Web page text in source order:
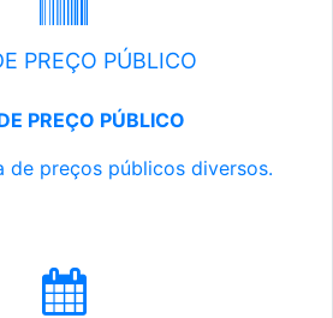
PREÇO PÚBLICO
PREÇO PÚBLICO
de preços públicos diversos.